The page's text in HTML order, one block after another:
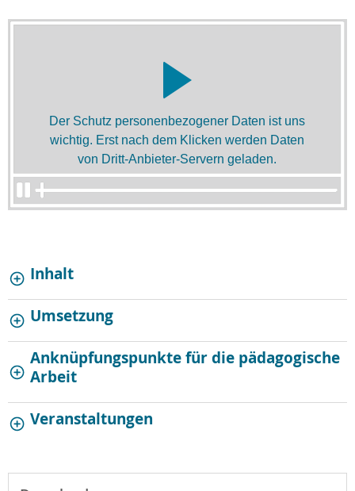
Der Schutz personenbezogener Daten ist uns
wichtig. Erst nach dem Klicken werden Daten
von Dritt-Anbieter-Servern geladen.
Inhalt
Umsetzung
Anknüpfungspunkte für die pädagogische
Arbeit
Veranstaltungen